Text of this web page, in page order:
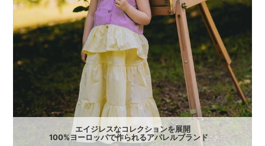
エイジレスなコレクションを展開
100%ヨーロッパで作られるアパレルブランド